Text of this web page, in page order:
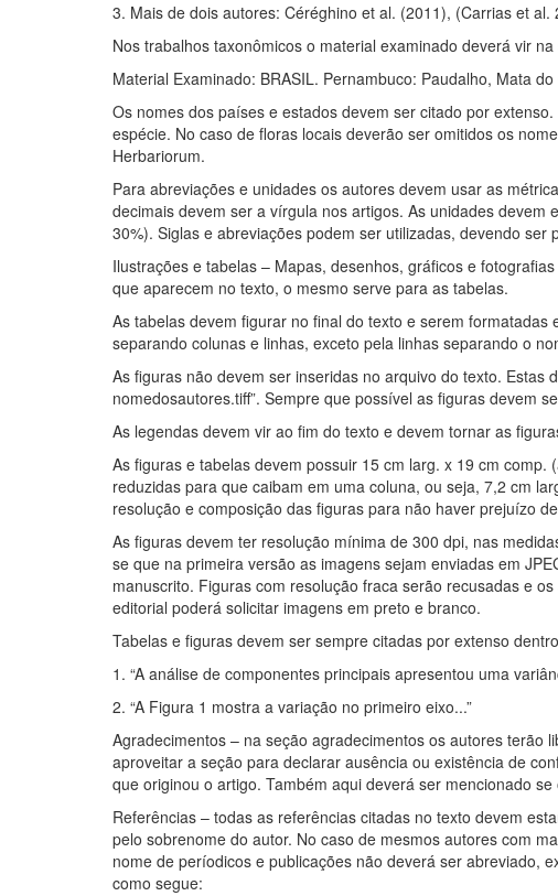
3. Mais de dois autores: Céréghino et al. (2011), (Carrias et
Nos trabalhos taxonômicos o material examinado deverá vir
Material Examinado: BRASIL. Pernambuco: Paudalho, Mata
Os nomes dos países e estados devem ser citado por
espécie. No caso de floras locais deverão ser omitidos os
Herbariorum.
Para abreviações e unidades os autores devem usar as
decimais devem ser a vírgula nos artigos. As unidades
30%). Siglas e abreviações podem ser utilizadas, devendo
Ilustrações e tabelas – Mapas, desenhos, gráficos e
que aparecem no texto, o mesmo serve para as tabelas.
As tabelas devem figurar no final do texto e serem
separando colunas e linhas, exceto pela linhas separando o
As figuras não devem ser inseridas no arquivo do texto. Estas
nomedosautores.tiff”. Sempre que possível as figuras devem
As legendas devem vir ao fim do texto e devem tornar as
As figuras e tabelas devem possuir 15 cm larg. x 19 cm
reduzidas para que caibam em uma coluna, ou seja, 7,2 cm
resolução e composição das figuras para não haver prejuízo
As figuras devem ter resolução mínima de 300 dpi, nas
se que na primeira versão as imagens sejam enviadas em
manuscrito. Figuras com resolução fraca serão recusadas e
editorial poderá solicitar imagens em preto e branco.
Tabelas e figuras devem ser sempre citadas por extenso
1. “A análise de componentes principais apresentou uma
2. “A Figura 1 mostra a variação no primeiro eixo...”
Agradecimentos – na seção agradecimentos os autores terão
aproveitar a seção para declarar ausência ou existência de
que originou o artigo. Também aqui deverá ser mencionado
Referências – todas as referências citadas no texto devem
pelo sobrenome do autor. No caso de mesmos autores com
nome de períodicos e publicações não deverá ser abreviado,
como segue: